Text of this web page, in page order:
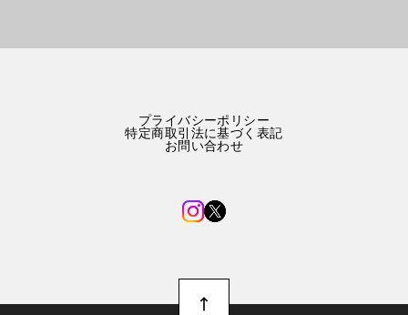
プライバシーポリシー
特定商取引法に基づく表記
お問い合わせ